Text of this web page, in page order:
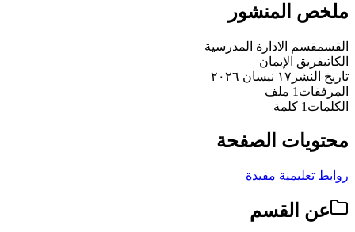
ملخص المنشور
القسمقسم الادارة المدرسية
الكاتبفريق الإيمان
تاريخ النشر ١٧ نيسان ٢٠٢٦
المرفقات 1 ملف
الكلمات 1 كلمة
محتويات الصفحة
روابط تعليمية مفيدة
عن القسم